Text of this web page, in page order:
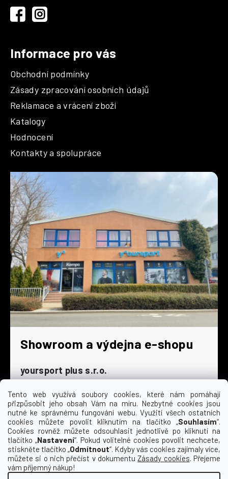
Tento web využívá soubory cookies, které nám pomáhají
přizpůsobit jeho obsah Vám na míru. Nezbytné cookies jsou
nutné ke správnému fungování webu. Využití všech ostatních
cookies můžete povolit kliknutím na tlačítko „Souhlasím“.
Cookies rovněž můžete odsouhlasit jednotlivě po kliknutí na
tlačítko „Nastavení“. Pokud volitelné cookies povolit nechcete,
stiskněte tlačítko „Odmítnout“. Kdyby vás cookies zajímaly více,
můžete si o nich přečíst v dokumentuZásady cookies. Přejeme
vám příjemný nákup!
Informace pro vás
Obchodní podmínky
Zásady zpracování osobních údajů
Reklamace a vrácení zboží
Katalogy
Hodnocení
Kontakty a spolupráce
Showroom a výdejna e-shopu
yoursport plus s.r.o.
Dyjská 845/4
196 00 Praha 9 - Čakovice
Po - Čt
9:00 - 16:30
Pá
9:00 - 15:30
So
zavřeno
Ne
zavřeno